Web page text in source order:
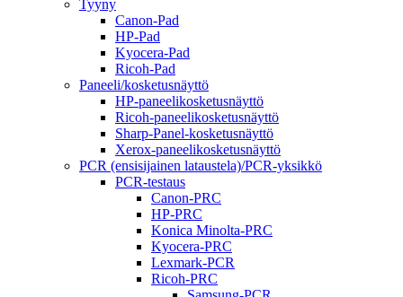
Tyyny
Canon-Pad
HP-Pad
Kyocera-Pad
Ricoh-Pad
Paneeli/kosketusnäyttö
HP-paneelikosketusnäyttö
Ricoh-paneelikosketusnäyttö
Sharp-Panel-kosketusnäyttö
Xerox-paneelikosketusnäyttö
PCR (ensisijainen lataustela)/PCR-yksikkö
PCR-testaus
Canon-PRC
HP-PRC
Konica Minolta-PRC
Kyocera-PRC
Lexmark-PCR
Ricoh-PRC